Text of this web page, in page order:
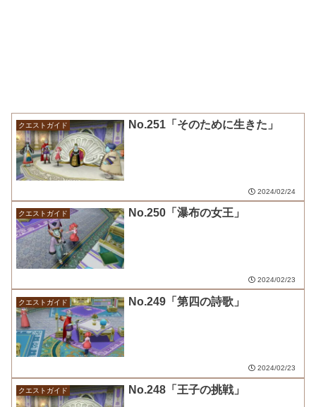
クエストガイド No.251「そのために生きた」
2024/02/24
クエストガイド No.250「瀑布の女王」
2024/02/23
クエストガイド No.249「第四の詩歌」
2024/02/23
クエストガイド No.248「王子の挑戦」